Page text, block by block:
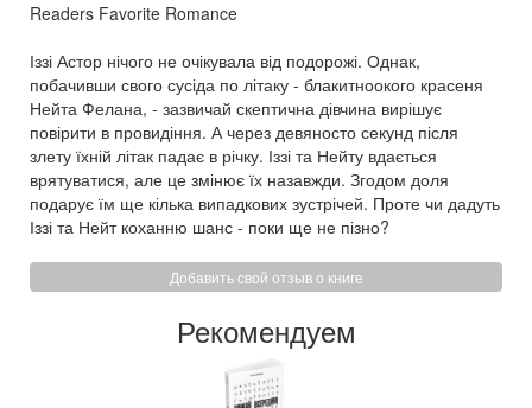
Readers Favorite Romance
Іззі Астор нічого не очікувала від подорожі. Однак,
побачивши свого сусіда по літаку - блакитноокого красеня
Нейта Фелана, - зазвичай скептична дівчина вирішує
повірити в провидіння. А через девяносто секунд після
злету їхній літак падає в річку. Іззі та Нейту вдається
врятуватися, але це змінює їх назавжди. Згодом доля
подарує їм ще кілька випадкових зустрічей. Проте чи дадуть
Іззі та Нейт коханню шанс - поки ще не пізно?
Добавить свой отзыв о книге
Рекомендуем